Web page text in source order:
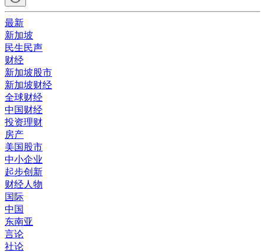
最新
新加坡
民生民声
财经
新加坡股市
新加坡财经
全球财经
中国财经
投资理财
房产
美国股市
中小企业
起步创新
财经人物
国际
中国
东南亚
言论
社论